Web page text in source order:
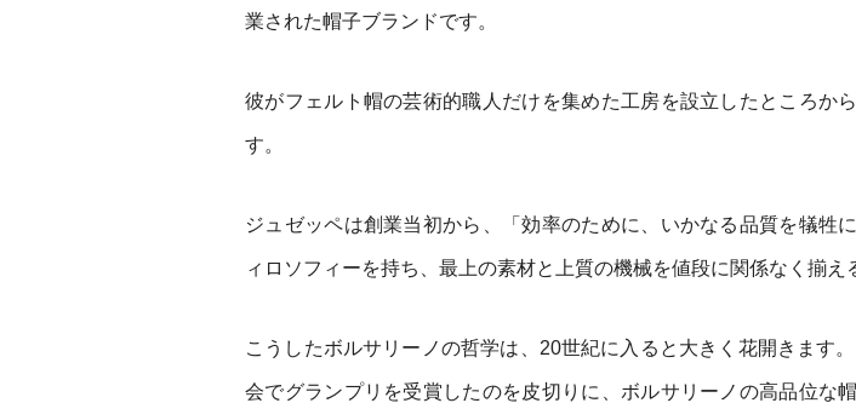
業された帽子ブランドです。
彼がフェルト帽の芸術的職人だけを集めた工房を設立したところか
す。
ジュゼッペは創業当初から、「効率のために、いかなる品質を犠牲
ィロソフィーを持ち、最上の素材と上質の機械を値段に関係なく揃え
こうしたボルサリーノの哲学は、20世紀に入ると大きく花開きます
会でグランプリを受賞したのを皮切りに、ボルサリーノの高品位な